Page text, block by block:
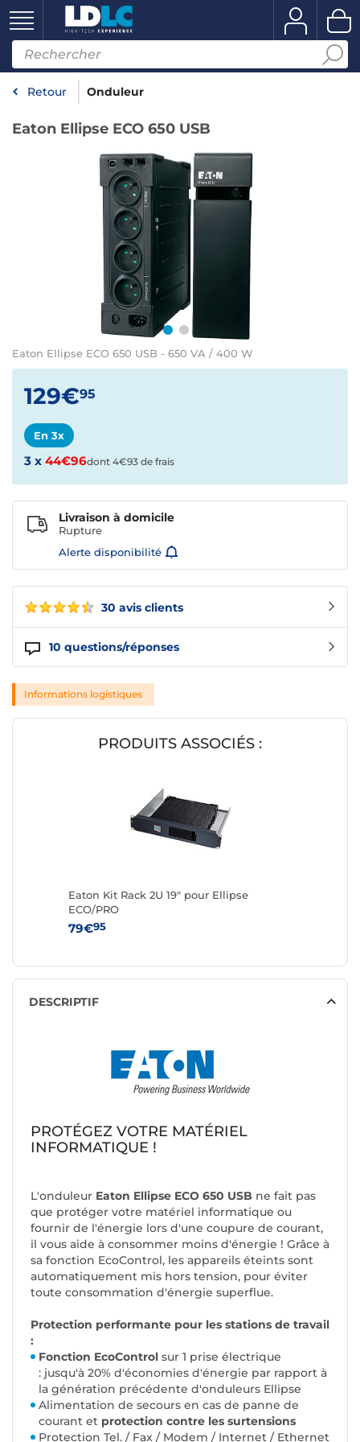
Retour Onduleur
Eaton Ellipse ECO 650 USB
Eaton Ellipse ECO 650 USB - 650 VA / 400 W
30 avis clients
10 questions/réponses
129€95
En 3x
3 x 44€96dont 4€93 de frais
Livraison à domicile
Rupture
Alerte disponibilité
Informations logistiques
PRODUITS ASSOCIÉS :
Eaton Kit Rack 2U 19" pour Ellipse
ECO/PRO
79€95
DESCRIPTIF
PROTÉGEZ VOTRE MATÉRIEL
INFORMATIQUE !
L'onduleur Eaton Ellipse ECO 650 USB ne fait pas
que protéger votre matériel informatique ou
fournir de l'énergie lors d'une coupure de courant,
il vous aide à consommer moins d'énergie ! Grâce à
sa fonction EcoControl, les appareils éteints sont
automatiquement mis hors tension, pour éviter
toute consommation d'énergie superflue.
Protection performante pour les stations de travail
:
Fonction EcoControl sur 1 prise électrique
: jusqu'à 20% d'économies d'énergie par rapport à
la génération précédente d'onduleurs Ellipse
Alimentation de secours en cas de panne de
courant et protection contre les surtensions
Protection Tel. / Fax / Modem / Internet / Ethernet